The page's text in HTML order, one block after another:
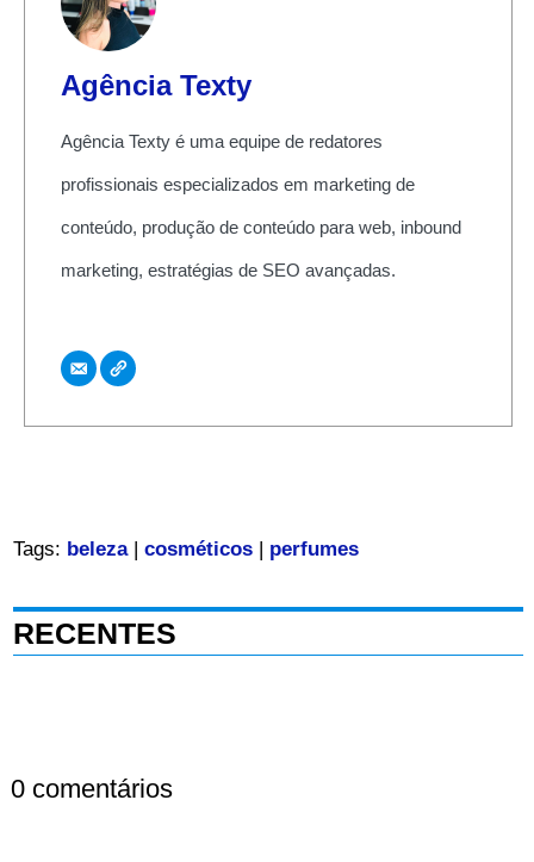
Agência Texty
Agência Texty é uma equipe de redatores
profissionais especializados em marketing de
conteúdo, produção de conteúdo para web, inbound
marketing, estratégias de SEO avançadas.
Tags: beleza| cosméticos| perfumes
RECENTES
0 comentários